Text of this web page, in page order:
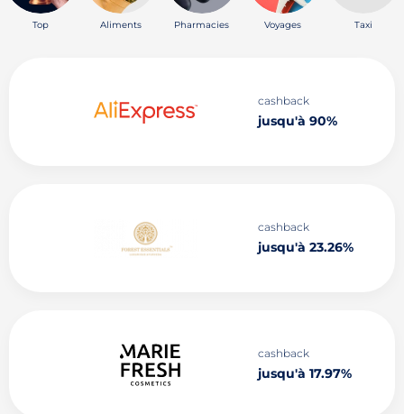
Top Aliments Pharmacies Voyages Taxi
cashback
jusqu'à 90%
cashback
jusqu'à 23.26%
cashback
jusqu'à 17.97%